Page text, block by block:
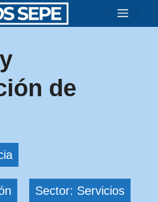
Menú
de
Sector: Servicios